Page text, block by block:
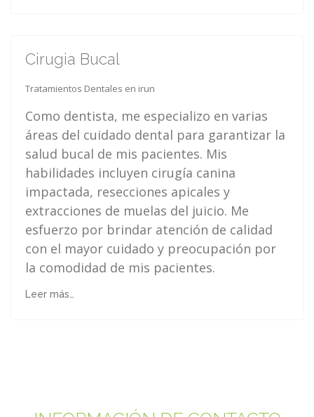
Cirugia Bucal
Tratamientos Dentales en irun
Como dentista, me especializo en varias
áreas del cuidado dental para garantizar la
salud bucal de mis pacientes. Mis
habilidades incluyen cirugía canina
impactada, resecciones apicales y
extracciones de muelas del juicio. Me
esfuerzo por brindar atención de calidad
con el mayor cuidado y preocupación por
la comodidad de mis pacientes.
Leer más…